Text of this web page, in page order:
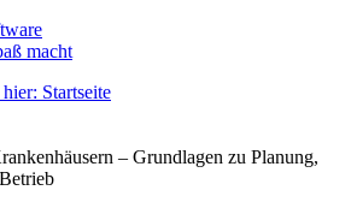
Startseite
– Grundlagen zu Planung,